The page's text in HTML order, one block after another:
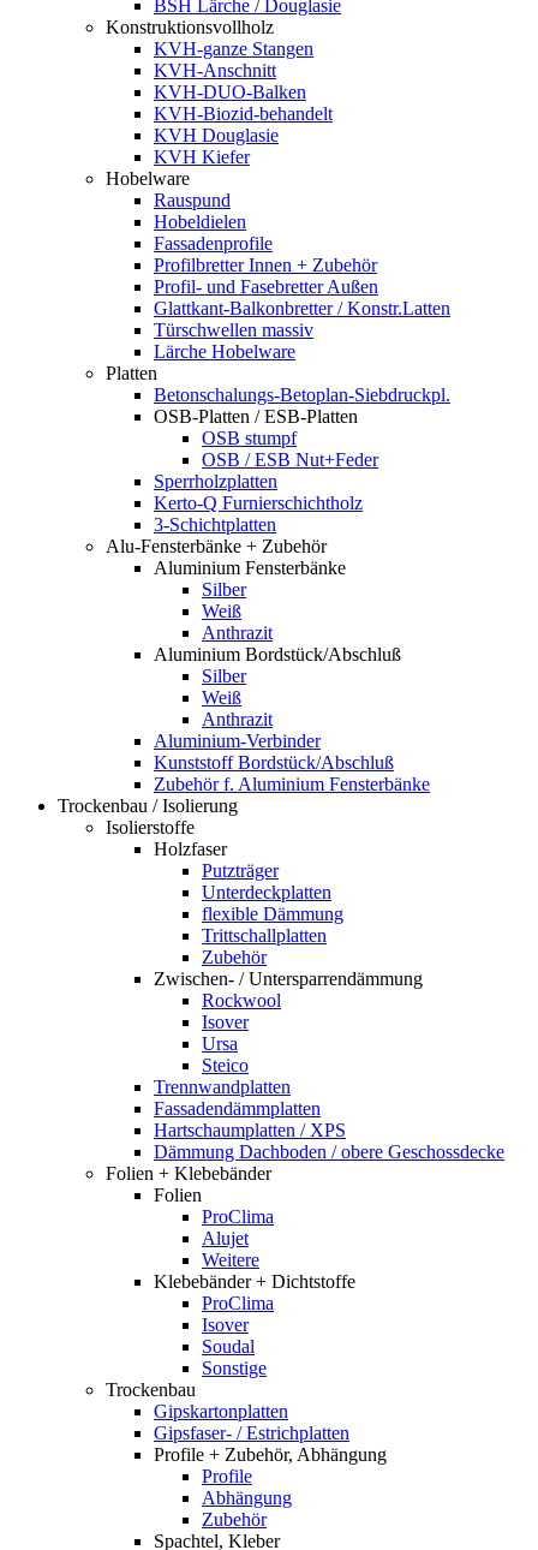
BSH Lärche / Douglasie
Konstruktionsvollholz
KVH-ganze Stangen
KVH-Anschnitt
KVH-DUO-Balken
KVH-Biozid-behandelt
KVH Douglasie
KVH Kiefer
Hobelware
Rauspund
Hobeldielen
Fassadenprofile
Profilbretter Innen + Zubehör
Profil- und Fasebretter Außen
Glattkant-Balkonbretter / Konstr.Latten
Türschwellen massiv
Lärche Hobelware
Platten
Betonschalungs-Betoplan-Siebdruckpl.
OSB-Platten / ESB-Platten
OSB stumpf
OSB / ESB Nut+Feder
Sperrholzplatten
Kerto-Q Furnierschichtholz
3-Schichtplatten
Alu-Fensterbänke + Zubehör
Aluminium Fensterbänke
Silber
Weiß
Anthrazit
Aluminium Bordstück/Abschluß
Silber
Weiß
Anthrazit
Aluminium-Verbinder
Kunststoff Bordstück/Abschluß
Zubehör f. Aluminium Fensterbänke
Trockenbau / Isolierung
Isolierstoffe
Holzfaser
Putzträger
Unterdeckplatten
flexible Dämmung
Trittschallplatten
Zubehör
Zwischen- / Untersparrendämmung
Rockwool
Isover
Ursa
Steico
Trennwandplatten
Fassadendämmplatten
Hartschaumplatten / XPS
Dämmung Dachboden / obere Geschossdecke
Folien + Klebebänder
Folien
ProClima
Alujet
Weitere
Klebebänder + Dichtstoffe
ProClima
Isover
Soudal
Sonstige
Trockenbau
Gipskartonplatten
Gipsfaser- / Estrichplatten
Profile + Zubehör, Abhängung
Profile
Abhängung
Zubehör
Spachtel, Kleber